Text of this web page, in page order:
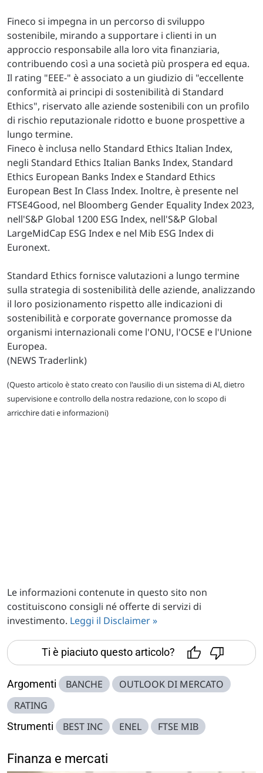
Fineco si impegna in un percorso di sviluppo
sostenibile, mirando a supportare i clienti in un
approccio responsabile alla loro vita finanziaria,
contribuendo così a una società più prospera ed equa.
Il rating "EEE-" è associato a un giudizio di "eccellente
conformità ai principi di sostenibilità di Standard
Ethics", riservato alle aziende sostenibili con un profilo
di rischio reputazionale ridotto e buone prospettive a
lungo termine.
Fineco è inclusa nello Standard Ethics Italian Index,
negli Standard Ethics Italian Banks Index, Standard
Ethics European Banks Index e Standard Ethics
European Best In Class Index. Inoltre, è presente nel
FTSE4Good, nel Bloomberg Gender Equality Index 2023,
nell'S&P Global 1200 ESG Index, nell'S&P Global
LargeMidCap ESG Index e nel Mib ESG Index di
Euronext.
Standard Ethics fornisce valutazioni a lungo termine
sulla strategia di sostenibilità delle aziende, analizzando
il loro posizionamento rispetto alle indicazioni di
sostenibilità e corporate governance promosse da
organismi internazionali come l'ONU, l'OCSE e l'Unione
Europea.
(NEWS Traderlink)
(Questo articolo è stato creato con l'ausilio di un sistema di AI, dietro
supervisione e controllo della nostra redazione, con lo scopo di
arricchire dati e informazioni)
Le informazioni contenute in questo sito non
costituiscono consigli né offerte di servizi di
investimento. Leggi il Disclaimer »
Ti è piaciuto questo articolo?
Argomenti BANCHE
OUTLOOK DI MERCATO
RATING
Strumenti BEST INC ENEL FTSE MIB
Finanza e mercati